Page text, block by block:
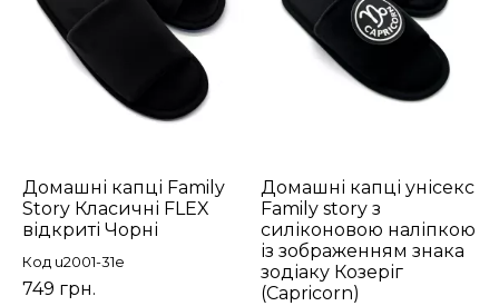
Домашні капці Family
Story Класичні FLEX
відкриті Чорні
Код u2001-31e
749 грн.
Домашні капці унісекс
Family story з
силіконовою наліпкою
із зображенням знака
зодіаку Козеріг
(Capricorn)